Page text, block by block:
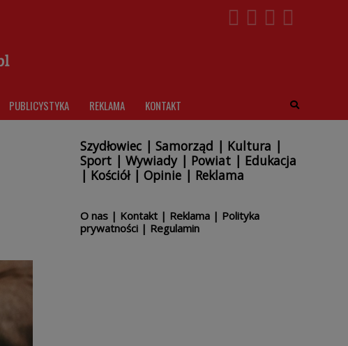
PUBLICYSTYKA REKLAMA KONTAKT
Szydłowiec| Samorząd | Kultura |
Sport| Wywiady| Powiat| Edukacja
| Kościół| Opinie| Reklama
O nas| Kontakt| Reklama| Polityka
prywatności| Regulamin